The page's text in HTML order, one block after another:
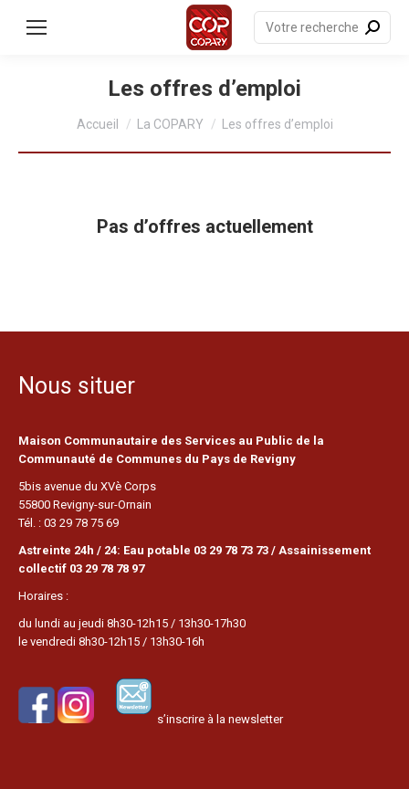
principal
Recherche
:
Les offres d’emploi
Accueil La COPARY Les offres d’emploi
Pas d’offres actuellement
Nous situer
Maison Communautaire des Services au Public de la
Communauté de Communes du Pays de Revigny
5bis avenue du XVè Corps
55800 Revigny-sur-Ornain
Tél. : 03 29 78 75 69
Astreinte 24h / 24: Eau potable 03 29 78 73 73 / Assainissement
collectif 03 29 78 78 97
Horaires :
du lundi au jeudi 8h30-12h15 / 13h30-17h30
le vendredi 8h30-12h15 / 13h30-16h
s’inscrire à la newsletter